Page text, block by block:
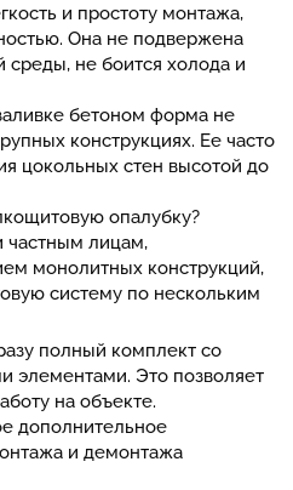
и простоту монтажа,
Она не подвержена
не боится холода и
бетоном форма не
конструкциях. Ее часто
цокольных стен высотой до
опалубку?
частным лицам,
монолитных конструкций,
систему по нескольким
полный комплект со
элементами. Это позволяет
на объекте.
дополнительное
и демонтажа